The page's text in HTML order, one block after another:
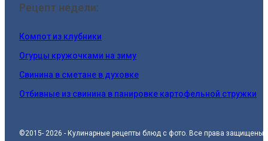
Рецепт недели:
Компот из клубники
Огурцы кружочками на зиму
Свинина в сметане в духовке
Отбивные из свинина в панировке картофельной стружки
©2015- 2026 - Кулинарные рецепты блюд с фото. Все права защищены.